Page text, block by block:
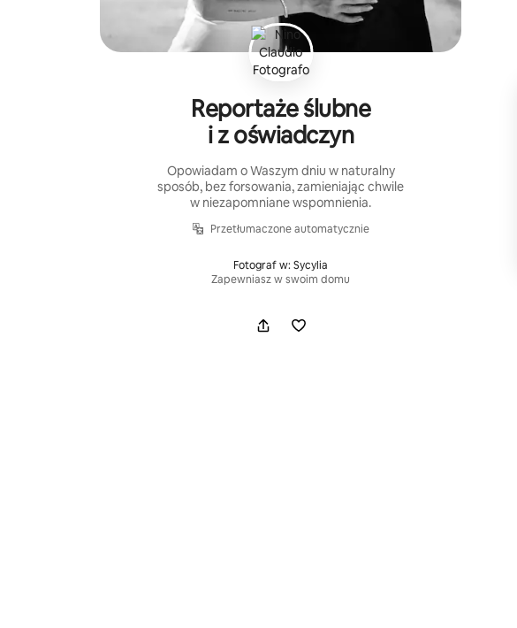
Reportaże ślubne
i z oświadczyn
Opowiadam o Waszym dniu w naturalny
sposób, bez forsowania, zamieniając chwile
w niezapomniane wspomnienia.
Przetłumaczone automatycznie
Fotograf w: Sycylia
Zapewniasz w swoim domu